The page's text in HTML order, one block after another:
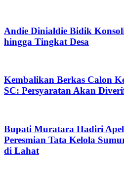
Andie Dinialdie Bidik
hingga Tingkat Desa
Kembalikan Berkas Calon
SC: Persyaratan Akan
Bupati Muratara Hadiri
Peresmian Tata Kelola
di Lahat